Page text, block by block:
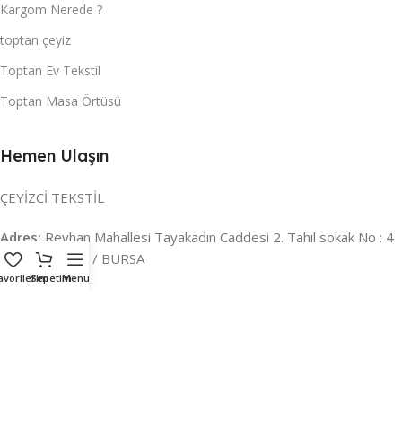
Kargom Nerede ?
toptan çeyiz
Toptan Ev Tekstil
Toptan Masa Örtüsü
Hemen Ulaşın
ÇEYİZCİ TEKSTİL
Adres: Reyhan Mahallesi Tayakadın Caddesi 2. Tahıl sokak No : 4
/ a Osmangazi / BURSA
SepetimMenu